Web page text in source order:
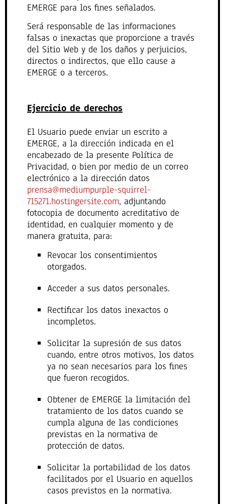
EMERGE para los fines señalados.
Será responsable de las informaciones
falsas o inexactas que proporcione a través
del Sitio Web y de los daños y perjuicios,
directos o indirectos, que ello cause a
EMERGE o a terceros.
Ejercicio de derechos
El Usuario puede enviar un escrito a
EMERGE, a la dirección indicada en el
encabezado de la presente Política de
Privacidad, o bien por medio de un correo
electrónico a la dirección datos
prensa@mediumpurple-squirrel-
715271.hostingersite.com, adjuntando
fotocopia de documento acreditativo de
identidad, en cualquier momento y de
manera gratuita, para:
Revocar los consentimientos
otorgados.
Acceder a sus datos personales.
Rectificar los datos inexactos o
incompletos.
Solicitar la supresión de sus datos
cuando, entre otros motivos, los datos
ya no sean necesarios para los fines
que fueron recogidos.
Obtener de EMERGE la limitación del
tratamiento de los datos cuando se
cumpla alguna de las condiciones
previstas en la normativa de
protección de datos.
Solicitar la portabilidad de los datos
facilitados por el Usuario en aquellos
casos previstos en la normativa.